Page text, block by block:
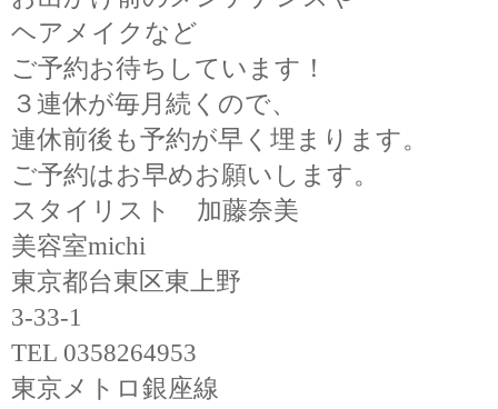
ヘアメイクなど
ご予約お待ちしています！
３連休が毎月続くので、
連休前後も予約が早く埋まります。
ご予約はお早めお願いします。
スタイリスト 加藤奈美
美容室michi
東京都台東区東上野
3-33-1
TEL 0358264953
東京メトロ銀座線